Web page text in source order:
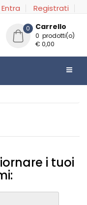
Entra Registrati
0 Carrello
0 prodotti(o)
€ 0,00
i tuoi